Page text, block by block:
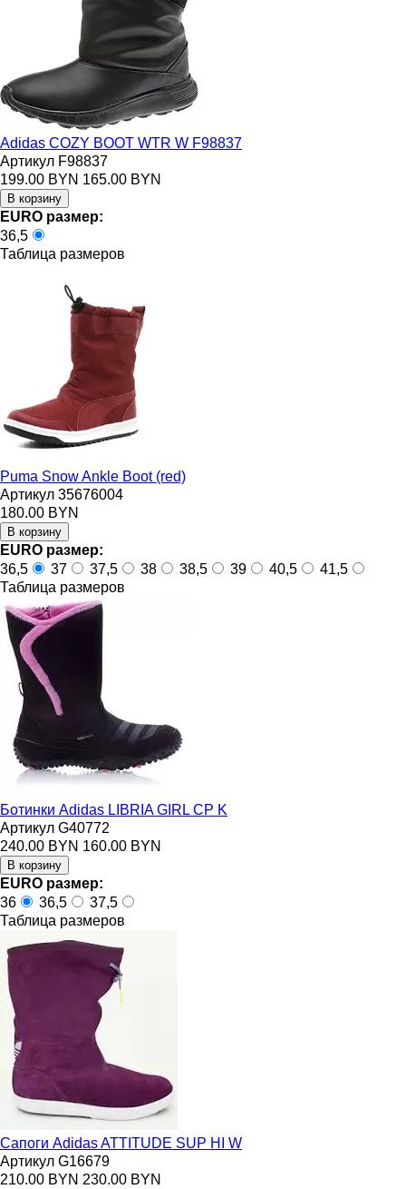
Adidas COZY BOOT WTR W F98837
Артикул F98837
199.00 BYN 165.00 BYN
EURO размер:
36,5
Таблица размеров
Puma Snow Ankle Boot (red)
Артикул 35676004
180.00 BYN
EURO размер:
36,5
37 37,5 38 38,5 39 40,5
41,5
Таблица размеров
Ботинки Adidas LIBRIA GIRL CP K
Артикул G40772
240.00 BYN 160.00 BYN
EURO размер:
36
36,5
37,5
Таблица размеров
Сапоги Adidas ATTITUDE SUP HI W
Артикул G16679
210.00 BYN 230.00 BYN